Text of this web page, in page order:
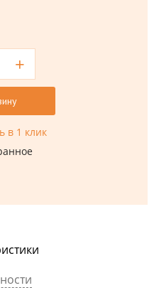
+
в 1 клик